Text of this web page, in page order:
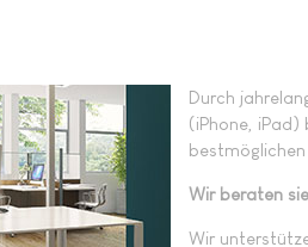
Durch
(iPhone, iPad)
Wir beraten
Wir